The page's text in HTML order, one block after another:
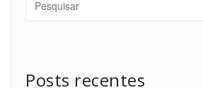
Posts recentes